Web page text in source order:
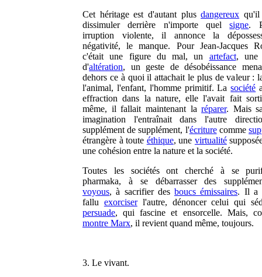
Cet héritage est d'autant plusdangereux qu'il
dissimuler derrière n'importe quelsigne.
irruption violente, il annonce la
négativité, le manque. Pour Jean-Jacques
c'était une figure du mal, un artefact, une
d'altération, un geste de désobéissance
dehors ce à quoi il attachait le plus de valeur :
l'animal, l'enfant, l'homme primitif. Lasociété
effraction dans la nature, elle l'avait fait
même, il fallait maintenant laréparer. Mais
imagination l'entraînait dans l'autre
supplément de supplément, l'écriturecomme
étrangère à toute éthique, une virtualité
une cohésion entre la nature et la société.
Toutes les sociétés ont cherché à se
pharmaka, à se débarrasser des
voyous, à sacrifier des boucs émissaires. Il a
fallu exorciserl'autre, dénoncer celui qui
persuade, qui fascine et ensorcelle. Mais,
montre Marx, il revient quand même, toujours.
3. Le vivant.